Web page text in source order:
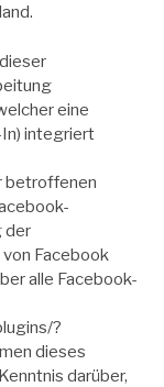
eine
integriert
betroffenen
der
Facebook
alle Facebook-
?
dieses
darüber,